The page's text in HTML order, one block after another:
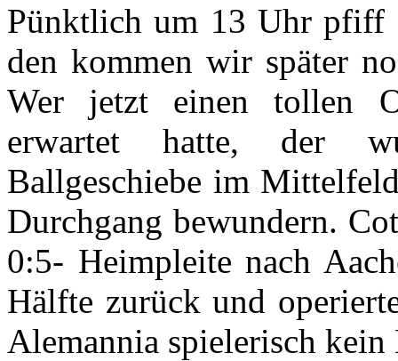
Pünktlich um 13 Uhr pfiff
den kommen wir später
Wer jetzt einen tollen
erwartet hatte, der
Ballgeschiebe im
Durchgang bewundern.
0:5- Heimpleite nach
Hälfte zurück und
Alemannia spielerisch